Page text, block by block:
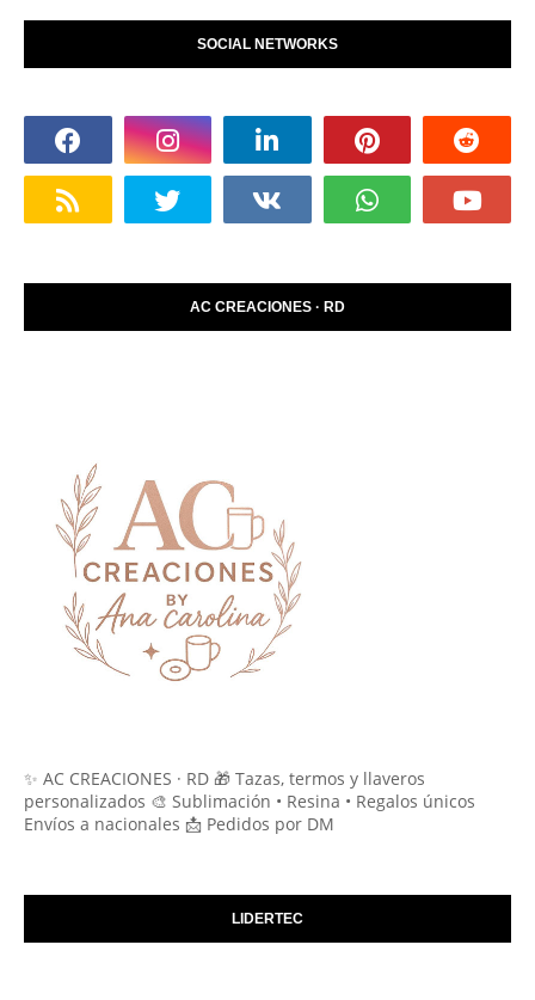
SOCIAL NETWORKS
AC CREACIONES · RD
✨ AC CREACIONES · RD 🎁 Tazas, termos y llaveros
personalizados 🎨 Sublimación • Resina • Regalos únicos
Envíos a nacionales 📩 Pedidos por DM
LIDERTEC